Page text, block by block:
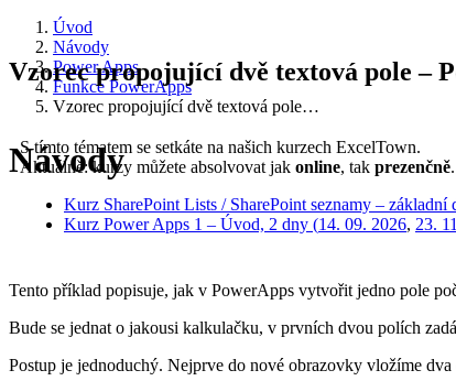
Úvod
Návody
Power Apps
Funkce PowerApps
Vzorec propojující dvě textová pole…
Návody
Vzorec propojující dvě textová pole –
S tímto tématem se setkáte na našich kurzech ExcelTown.
Aktuálně: kurzy můžete absolvovat jak online, tak prezenčně.
Kurz SharePoint Lists / SharePoint seznamy – základní
Kurz Power Apps 1 – Úvod, 2 dny (14. 09. 2026, 23.
Tento příklad popisuje, jak v PowerApps vytvořit jedno pole
Bude se jednat o jakousi kalkulačku, v prvních dvou polích
Postup je jednoduchý. Nejprve do nové obrazovky vložíme